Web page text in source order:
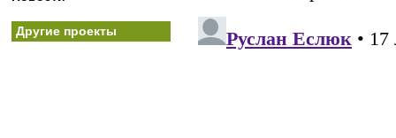
Другие проекты